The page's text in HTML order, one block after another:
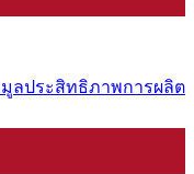
มูลประสิทธิภาพการผลิต